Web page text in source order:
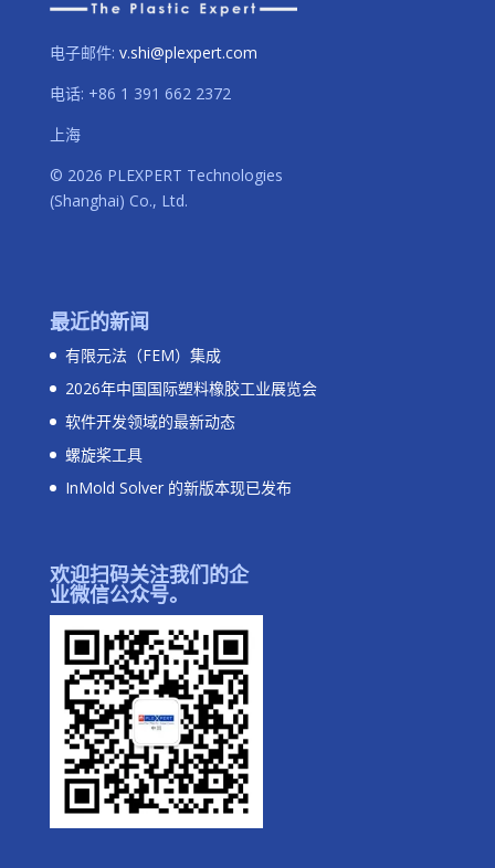
电子邮件: v.shi@plexpert.com
电话: +86 1 391 662 2372
上海
© 2026 PLEXPERT Technologies
(Shanghai) Co., Ltd.
最近的新闻
有限元法（FEM）集成
2026年中国国际塑料橡胶工业展览会
软件开发领域的最新动态
螺旋桨工具
InMold Solver 的新版本现已发布
欢迎扫码关注我们的企
业微信公众号。